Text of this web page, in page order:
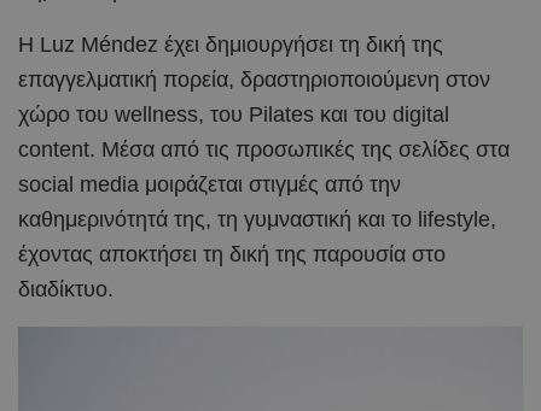
Η Luz Méndez έχει δημιουργήσει τη δική της
επαγγελματική πορεία, δραστηριοποιούμενη στον
χώρο του wellness, του Pilates και του digital
content. Μέσα από τις προσωπικές της σελίδες στα
social media μοιράζεται στιγμές από την
καθημερινότητά της, τη γυμναστική και το lifestyle,
έχοντας αποκτήσει τη δική της παρουσία στο
διαδίκτυο.